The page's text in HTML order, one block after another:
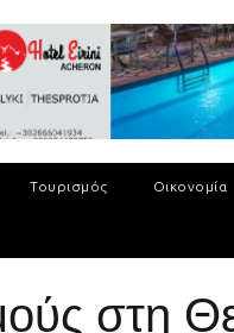
Τουρισμός Οικονομία
στη